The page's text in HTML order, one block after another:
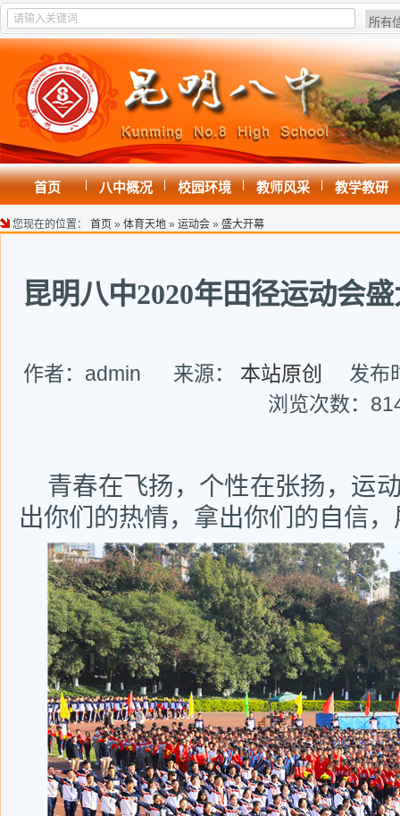
首页 | 八中概况 | 校园环境 | 教师风采 | 教学教研
您现在的位置： 首页 » 体育天地 » 运动会 » 盛大开幕
昆明八中2020年田径运动会
作者：admin 来源： 本站原创
发布
浏览次数：
青春在飞扬，个性在张扬，运
出你们的热情，拿出你们的自信